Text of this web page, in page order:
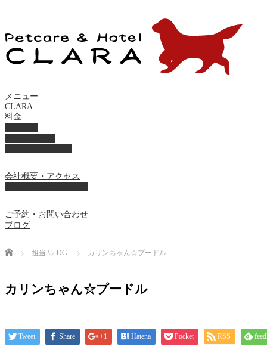
メニュー
CLARA
料金
会社概要・アクセス
ご予約・お問い合わせ
ブログ
Home 担当 ♡ OG カリンちゃん☆プードル
カリンちゃん☆プードル
Tweet Share +1 Hatena Pocket RSS